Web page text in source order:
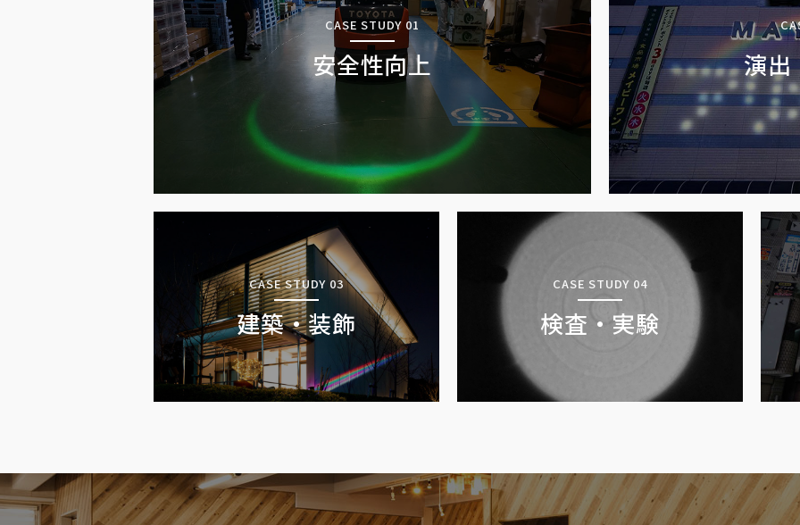
CASE STUDY 01
安全性向上 演出
CASE STUDY 03
建築・装飾
CASE STUDY 04
検査・実験